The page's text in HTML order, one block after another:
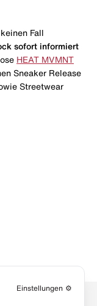
Fall
sofort informiert
HEAT MVMNT
Sneaker Release
Streetwear
Einstellungen ⚙️